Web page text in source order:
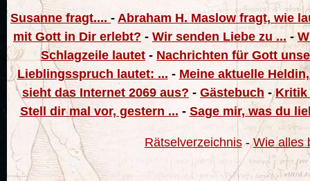
Susanne fragt.... - Abraham H. Maslow fragt, wie
mit Gott in Dir erlebt? - Wir senden Liebe zu ... -
Schlagzeile lautet - Nachrichten für Gott
Lieblingsspruch lautet: ... - Meine aktuelle
sieht das Internet 2069 aus? - Gästebuch -Kritik
Stell dir mal vor, gestern ... - Sage mir, was du
Rätselverzeichnis-Wie alles